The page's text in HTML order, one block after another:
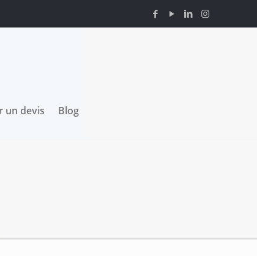
un devis Blog